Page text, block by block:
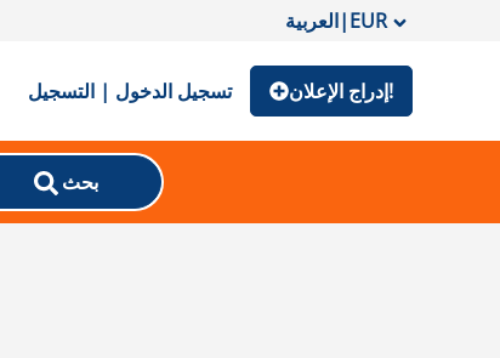
العربية|EUR
تسجيل الدخول | التسجيل إدراج الإعلان!
بحث